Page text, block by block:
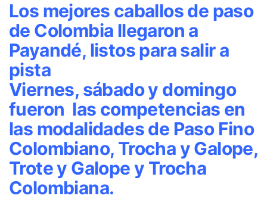
Los mejores caballos de paso
de Colombia llegaron a
Payandé, listos para salir a
pista
Viernes, sábado y domingo
fueron las competencias en
las modalidades de Paso Fino
Colombiano, Trocha y Galope,
Trote y Galope y Trocha
Colombiana.